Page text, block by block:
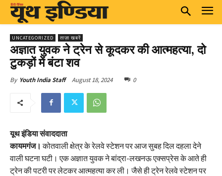
UNCATEGORIZED ताज़ा खबरें
अज्ञात युवक ने ट्रेन से कूदकर की आत्महत्या, दो
टुकड़ों में बंटा शव
By Youth India Staff August 18, 2024 0
यूथ इंडिया संवाददाता
कायमगंज। कोतवाली क्षेत्र के रेलवे स्टेशन पर आज सुबह दिल दहला देने
वाली घटना घटी। एक अज्ञात युवक ने बांद्रा-लखनऊ एक्सप्रेस के आते ही
ट्रेन की पटरी पर लेटकर आत्महत्या कर ली। जैसे ही ट्रेन रेलवे स्टेशन पर